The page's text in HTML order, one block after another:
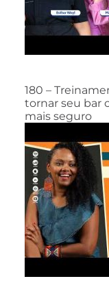
180 –
tornar seu bar
mais seguro